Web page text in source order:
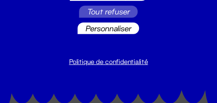
billetterie@leGrandT.fr
Tout refuser
Personnaliser
Politique de confidentialité